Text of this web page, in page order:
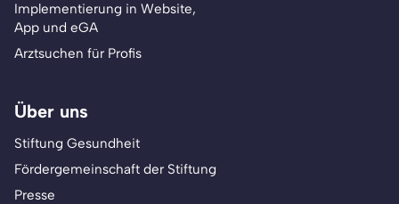
Implementierung in Website,
App und eGA
Arztsuchen für Profis
Über uns
Stiftung Gesundheit
Fördergemeinschaft der Stiftung
Presse